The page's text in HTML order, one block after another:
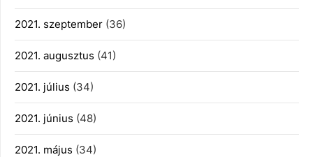
2021. szeptember (36)
2021. augusztus (41)
2021. július (34)
2021. június (48)
2021. május (34)